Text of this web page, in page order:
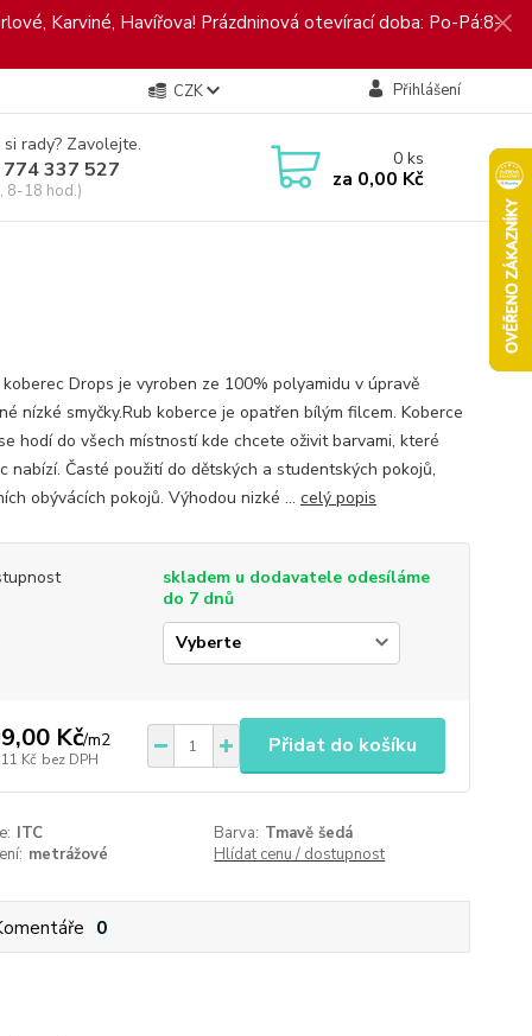
Karviné, Havířova! Prázdninová otevírací doba: Po-Pá:8-
CZK Přihlášení
rady? Zavolejte.
337 527
8-18 hod.)
0ks
za 0,00 Kč
Drops je vyroben ze 100% polyamidu v úpravě
nízké smyčky.Rub koberce je opatřen bílým filcem. Koberce
hodí do všech místností kde chcete oživit barvami, které
nabízí. Časté použití do dětských a studentských pokojů,
obývácích pokojů. Výhodou nizké ... celý popis
skladem u dodavatele odesíláme
do 7 dnů
Kč/m2
Kč bez DPH
Přidat do košíku
ITC Barva: Tmavě šedá
metrážové Hlídat cenu / dostupnost
0